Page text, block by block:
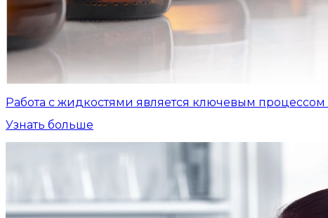
Работа с жидкостями является ключевым
Узнать больше